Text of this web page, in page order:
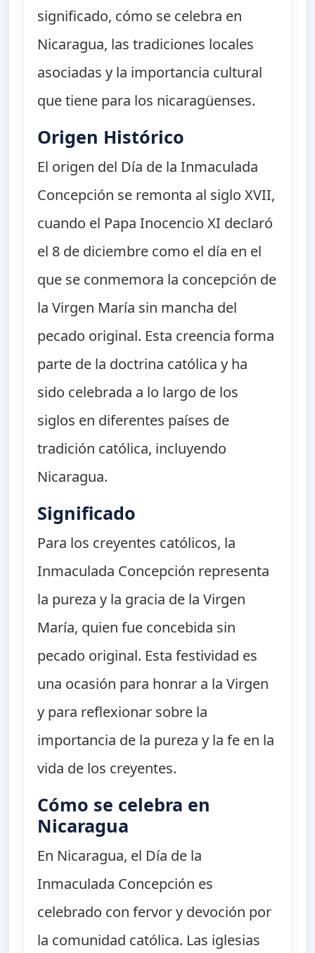
significado, cómo se celebra en
Nicaragua, las tradiciones locales
asociadas y la importancia cultural
que tiene para los nicaragüenses.
Origen Histórico
El origen del Día de la Inmaculada
Concepción se remonta al siglo XVII,
cuando el Papa Inocencio XI declaró
el 8 de diciembre como el día en el
que se conmemora la concepción de
la Virgen María sin mancha del
pecado original. Esta creencia forma
parte de la doctrina católica y ha
sido celebrada a lo largo de los
siglos en diferentes países de
tradición católica, incluyendo
Nicaragua.
Significado
Para los creyentes católicos, la
Inmaculada Concepción representa
la pureza y la gracia de la Virgen
María, quien fue concebida sin
pecado original. Esta festividad es
una ocasión para honrar a la Virgen
y para reflexionar sobre la
importancia de la pureza y la fe en la
vida de los creyentes.
Cómo se celebra en
Nicaragua
En Nicaragua, el Día de la
Inmaculada Concepción es
celebrado con fervor y devoción por
la comunidad católica. Las iglesias